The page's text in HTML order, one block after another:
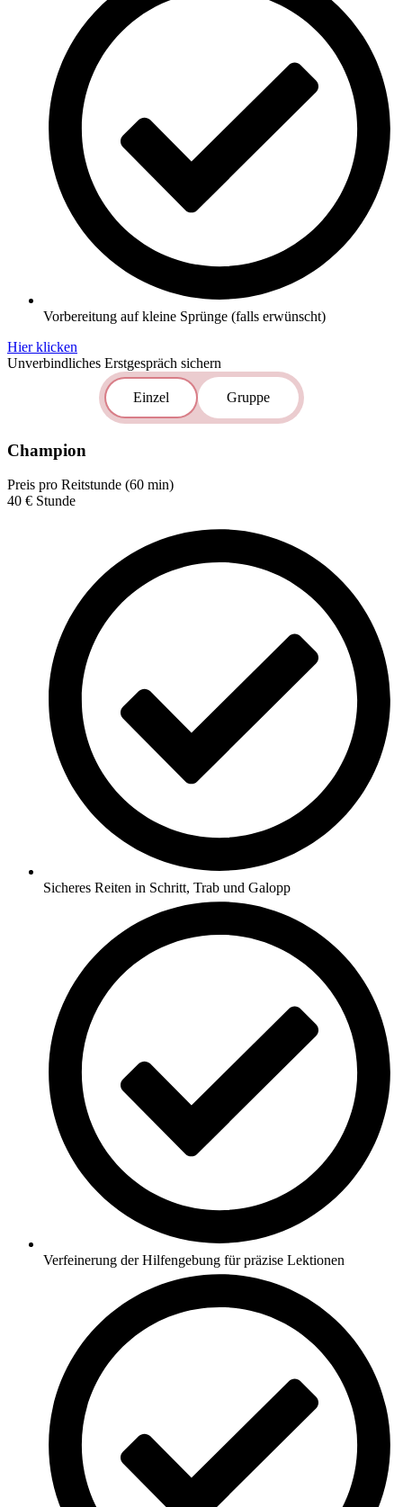
Vorbereitung auf kleine Sprünge (falls erwünscht)
Hier klicken
Unverbindliches Erstgespräch sichern
Einzel Gruppe
Champion
Preis pro Reitstunde (60 min)
40 € Stunde
Sicheres Reiten in Schritt, Trab und Galopp
Verfeinerung der Hilfengebung für präzise Lektionen